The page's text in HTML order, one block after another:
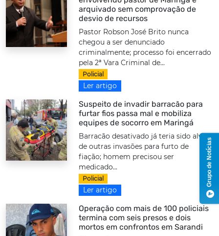
arquivado sem comprovação de
desvio de recursos
Pastor Robson José Brito nunca
chegou a ser denunciado
criminalmente; processo foi encerrado
pela 2ª Vara Criminal de...
Policial
Ler artigo
Suspeito de invadir barracão para
furtar fios passa mal e mobiliza
equipes de socorro em Maringá
Barracão desativado já teria sido alvo
de outras invasões para furto de
fiação; homem precisou ser
medicado...
Policial
Ler artigo
Operação com mais de 100 policiais
termina com seis presos e dois
mortos em confrontos em Sarandi
Grupo de Notícias